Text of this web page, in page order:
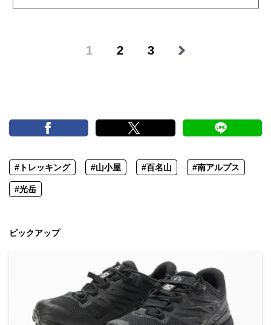
1 2 3
#トレッキング #山小屋 #百名山 #南アルプス
#光岳
ピックアップ